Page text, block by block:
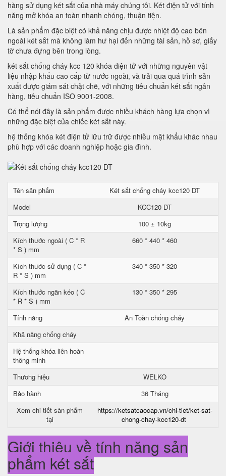
hàng sử dụng két sắt của nhà máy chúng tôi. Két điện tử với tính
năng mở khóa an toàn nhanh chóng, thuận tiện.
Là sản phẩm đặc biệt có khả năng chịu được nhiệt độ cao bên
ngoài két sắt mà không làm hư hại đến những tài sản, hồ sơ, giấy
tờ chưa đựng bên trong lòng.
két sắt chống cháy kcc 120 khóa điện tử với những nguyên vật
liệu nhập khẩu cao cấp từ nước ngoài, và trải qua quá trình sản
xuất được giám sát chặt chẽ, với những tiêu chuẩn két sắt ngân
hàng, tiêu chuẩn ISO 9001-2008.
Có thể nói đây là sản phẩm được nhiều khách hàng lựa chọn vì
những đặc biệt của chiếc két sắt này.
hệ thống khóa két điện tử lữu trữ được nhiều mật khẩu khác nhau
phù hợp với các doanh nghiệp hoặc gia đình.
Tên sản phẩm
Két sắt chống cháy kcc120 DT
Model
KCC120 DT
Trọng lượng
100 ± 10kg
Kích thước ngoài ( C * R
* S ) mm
660 * 440 * 460
Kích thước sử dụng ( C *
R * S ) mm
340 * 350 * 320
Kích thước ngăn kéo ( C
* R * S ) mm
130 * 350 * 295
Tính năng
An Toàn chống cháy
Khả năng chống cháy
Hệ thống khóa liên hoàn
thông minh
Thương hiệu
WELKO
Bảo hành
36 Tháng
Xem chi tiết sản phẩm
tại
https://ketsatcaocap.vn/chi-tiet/ket-sat-
chong-chay-kcc120-dt
Giới thiệu về tính năng sản
phẩm két sắt